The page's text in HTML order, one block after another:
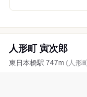
人形町 寅次郎
東日本橋駅 747m (人形